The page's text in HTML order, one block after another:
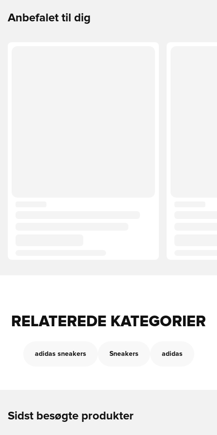
Anbefalet til dig
RELATEREDE KATEGORIER
adidas sneakers Sneakers adidas
Sidst besøgte produkter